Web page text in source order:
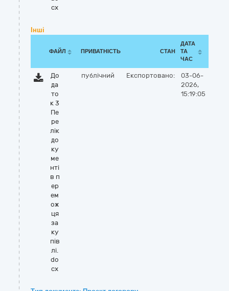
cx
Інші
ФАЙЛ ПРИВАТНІСТЬ СТАН
ДАТА
ТА
ЧАС
До
да
то
к 3
Пе
ре
лік
до
ку
ме
нті
в п
ер
ем
ож
ця
за
ку
пів
лі.
do
cx
публічний Експортовано:
03-06-
2026,
15:19:05